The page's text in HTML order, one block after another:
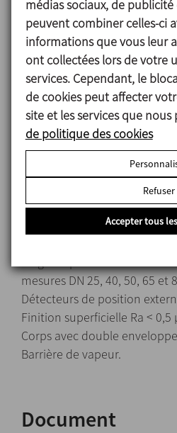
Tailles disponibles
DIN EN 10357 série A DN 25 -
(ancien DIN 11850 série 2)
ASTM A269/270 OD 1’’ - OD 4’’
(correspond à du tube OD)
Connexions
Souder
Options
Joints en HNBR, FPM.
mesures DN 25, 40, 50, 65 et
Détecteurs de position
Finition superficielle Ra < 0,5
Corps avec double
Barrière de vapeur.
Document
médias sociaux, de
peuvent combiner celles-ci
informations que vous leur
ont collectées lors de votre
services. Cependant, le
de cookies peut affecter
site et les services que
de politique des cookies
Refuser
Accepter tous